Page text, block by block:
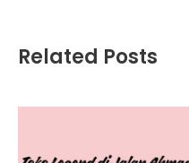
Related Posts